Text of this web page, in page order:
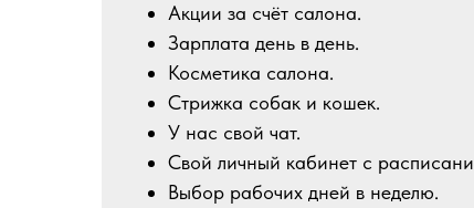
Акции за счёт салона.
Зарплата день в день.
Косметика салона.
Стрижка собак и кошек.
У нас свой чат.
Свой личный кабинет с
Выбор рабочих дней в неделю.